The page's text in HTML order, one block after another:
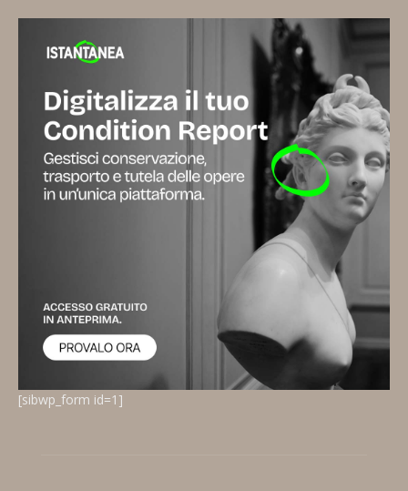
[sibwp_form id=1]